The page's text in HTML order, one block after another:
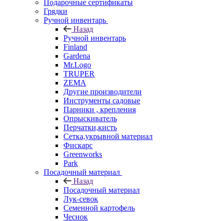
Подарочные сертификаты
Грядки
Ручной инвентарь
Назад
Ручной инвентарь
Finland
Gardena
Mr.Logo
TRUPER
ZEMA
Другие производители
Инструменты садовые
Парники , крепления
Опрыскиватель
Перчатки,кисть
Сетка,укрывной материал
Фискарс
Greenworks
Park
Посадочный материал
Назад
Посадочный материал
Лук-севок
Семенной картофель
Чеснок